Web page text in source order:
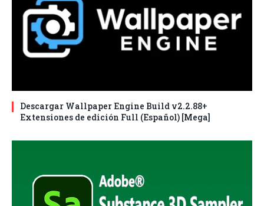
Descargar Wallpaper Engine Build v2.2.88+
Extensiones de edición Full (Español) [Mega]